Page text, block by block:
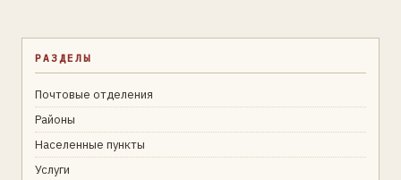
РАЗДЕЛЫ
Почтовые отделения
Районы
Населенные пункты
Услуги